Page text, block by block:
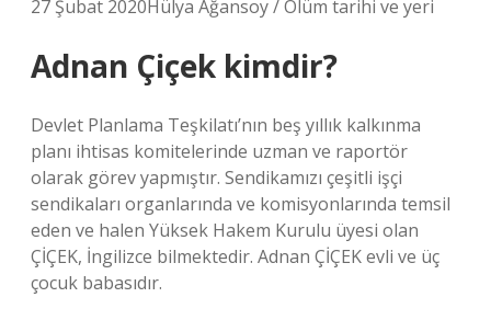
27 Şubat 2020Hülya Ağansoy / Ölüm tarihi ve yeri
Adnan Çiçek kimdir?
Devlet Planlama Teşkilatı’nın beş yıllık kalkınma
planı ihtisas komitelerinde uzman ve raportör
olarak görev yapmıştır. Sendikamızı çeşitli işçi
sendikaları organlarında ve komisyonlarında temsil
eden ve halen Yüksek Hakem Kurulu üyesi olan
ÇİÇEK, İngilizce bilmektedir. Adnan ÇİÇEK evli ve üç
çocuk babasıdır.